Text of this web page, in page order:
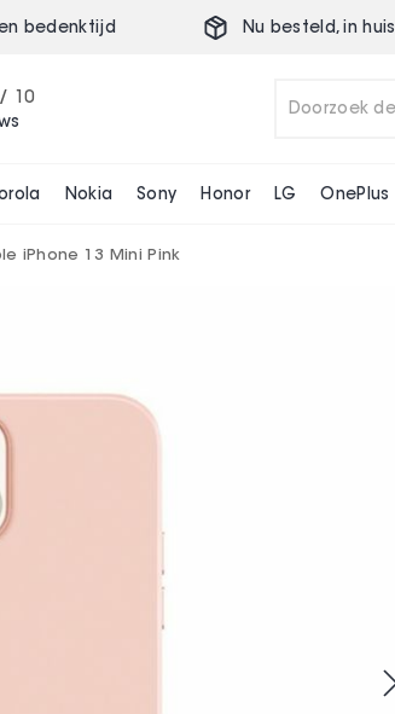
bedenktijd Nu besteld,in huis
10
Nokia Sony Honor LG OnePlus
iPhone 13 Mini Pink
iPhone 13 Mini Pink